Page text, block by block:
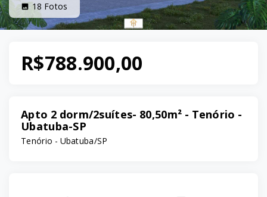
18 Fotos
R$788.900,00
Apto 2 dorm/2suítes- 80,50m² - Tenório -
Ubatuba-SP
Tenório - Ubatuba/SP